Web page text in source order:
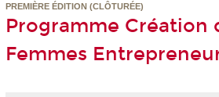
PREMIÈRE ÉDITION (CLÔTURÉE)
Programme Création
Femmes